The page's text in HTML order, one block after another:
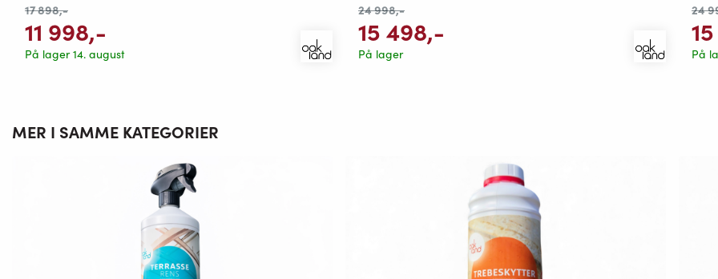
17 898,-
11 998,-
På lager 14. august
24 998,-
15 498,-
På lager
24
På
MER I SAMME KATEGORIER